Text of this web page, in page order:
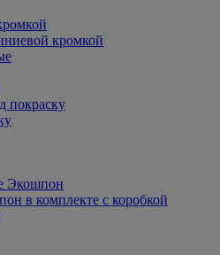
кромкой
покраску
Экошпон
в комплекте с коробкой